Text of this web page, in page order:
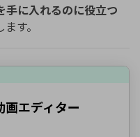
に入れるのに役立つ
ます。
エディター